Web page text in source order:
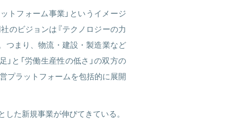
トフォーム事業」というイメージ
のビジョンは『テクノロジーの力
つまり、物流・建設・製造業など
と「労働生産性の低さ」の双方の
プラットフォームを包括的に展開
た新規事業が伸びてきている。